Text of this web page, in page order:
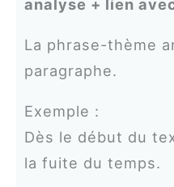
analyse + lien
La phrase-thème
paragraphe.
Exemple :
Dès le début du
la fuite du temps.